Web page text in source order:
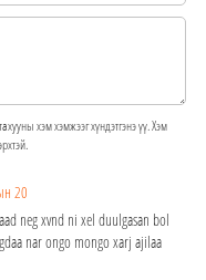
хэм хэмжээг хүндэтгэнэ үү. Хэм
20
neg xvnd ni xel duulgasan bol
nar ongo mongo xarj ajilaa